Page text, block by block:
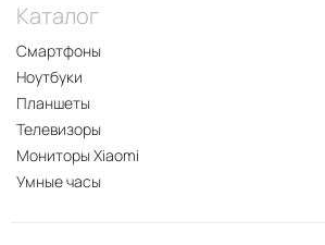
Каталог
Смартфоны
Ноутбуки
Планшеты
Телевизоры
Мониторы Xiaomi
Умные часы